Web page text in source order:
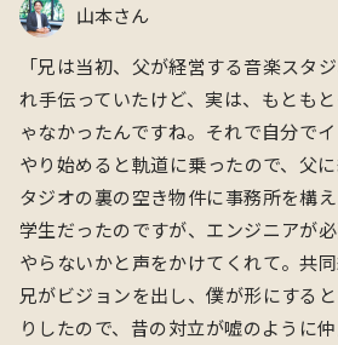
山本さん
「兄は当初、父が経営する音楽スタ
れ手伝っていたけど、実は、もとも
ゃなかったんですね。それで自分で
やり始めると軌道に乗ったので、父
タジオの裏の空き物件に事務所を構
学生だったのですが、エンジニアが
やらないかと声をかけてくれて。共同
兄がビジョンを出し、僕が形にする
りしたので、昔の対立が嘘のように